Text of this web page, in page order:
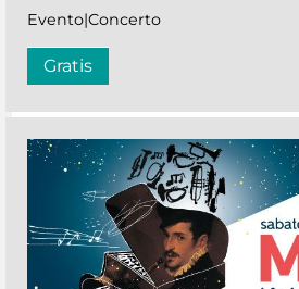
Evento|Concerto
Gratis